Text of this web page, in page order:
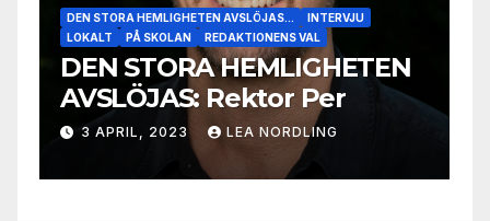
DEN STORA HEMLIGHETEN AVSLÖJAS...
INTERVJU
LOKALT
PÅ SKOLAN REDAKTIONENS VAL
DEN STORA HEMLIGHETEN
AVSLÖJAS: Rektor Per
3 APRIL, 2023 LEA NORDLING